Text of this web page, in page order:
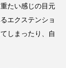
たい感じの目元
エクステンショ
しまったり、自